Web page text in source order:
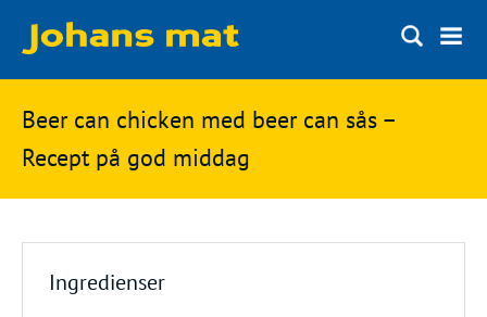
Matbloggen
Innertemperaturer
Ingredienser
Matsnack
Ölsnack
Sök
på
Johans
mat
Beer can chicken med beer can sås –
Recept på god middag
Ingredienser